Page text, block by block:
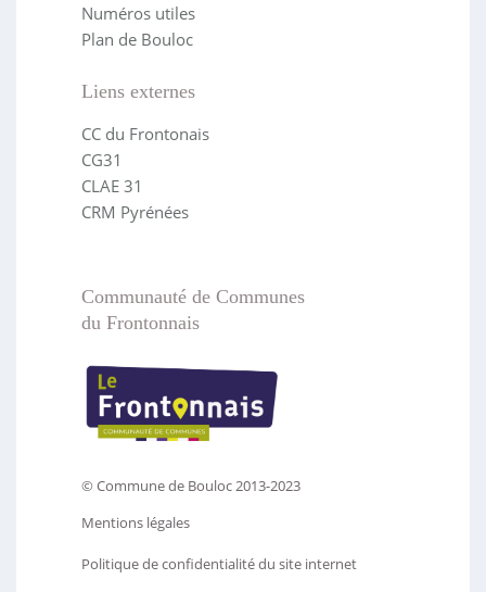
Numéros utiles
Plan de Bouloc
Liens externes
CC du Frontonais
CG31
CLAE 31
CRM Pyrénées
Communauté de Communes
du Frontonnais
© Commune de Bouloc 2013-2023
Mentions légales
Politique de confidentialité du site internet